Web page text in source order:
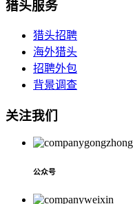
猎头服务
猎头招聘
海外猎头
招聘外包
背景调查
关注我们
公众号